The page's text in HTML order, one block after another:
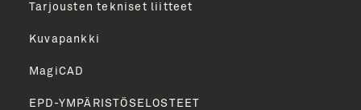
Tarjousten tekniset liitteet
Kuvapankki
MagiCAD
EPD-YMPÄRISTÖSELOSTEET